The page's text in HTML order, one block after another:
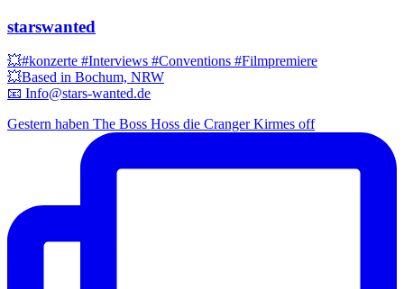
starswanted
💥#konzerte #Interviews #Conventions #Filmpremiere
💥Based in Bochum, NRW
📧 Info@stars-wanted.de
Gestern haben The Boss Hoss die Cranger Kirmes off